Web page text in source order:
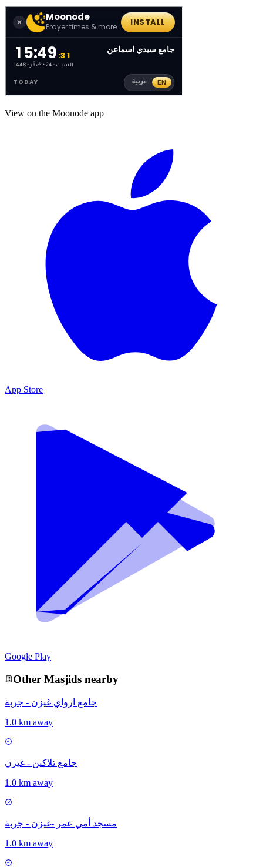
View on the Moonode app
App Store
Google Play
Other Masjids nearby
جامع ارواي غيزن - جربة
1.0 km away
جامع تلاكين - غيزن
1.0 km away
مسجد أمي عمر -غيزن - جربة
1.0 km away